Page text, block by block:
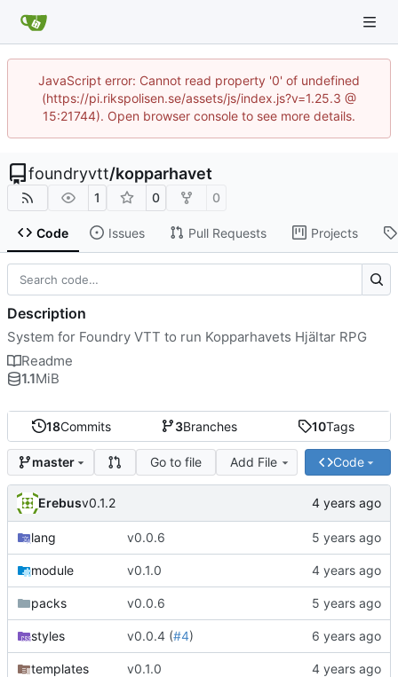
JavaScript error: Cannot read property '0' of undefined
(https://pi.rikspolisen.se/assets/js/index.js?v=1.25.3 @
15:21744). Open browser console to see more details.
foundryvtt/kopparhavet
1 0 0
Code Issues Pull Requests Projects
18Commits 3Branches 10Tags
master Go to file Add File Code
Erebusv0.1.2
lang v0.0.6
module v0.1.0
packs v0.0.6
styles v0.0.4 (#4)
templates v0.1.0
Description
System for Foundry VTT to run Kopparhavets Hjältar RPG
Readme
1.1MiB